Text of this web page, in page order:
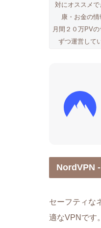
対にオススメ
康・お金の情
月間２０万PV
ずつ運営して
NordVPN
セーフティな
適なVPNです